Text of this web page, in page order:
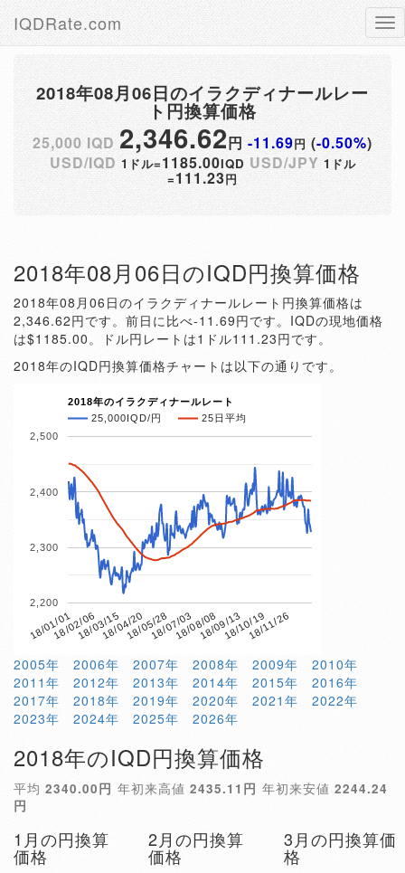
IQDRate.com
2018年08月06日のイラクディナールレー
ト円換算価格
25,000 IQD 2,346.62円 -11.69円 (-0.50%)
USD/IQD 1ドル=1185.00IQD USD/JPY 1ドル
=111.23円
2018年08月06日のIQD円換算価格
2018年08月06日のイラクディナールレート円換算価格は
2,346.62円です。前日に比べ-11.69円です。IQDの現地価格
は$1185.00。ドル円レートは1ドル111.23円です。
2018年のIQD円換算価格チャートは以下の通りです。
2018年のイラクディナールレート
25,000IQD/円
25日平均
18/01/0118/02/0618/03/1518/04/2018/05/2818/07/0318/08/0818/09/1318/10/1918/11/26
2,200
2,300
2,400
2,500
2005年 2006年 2007年 2008年 2009年
2010年
2011年
2012年 2013年 2014年 2015年
2016年
2017年
2018年 2019年 2020年 2021年
2022年
2023年
2024年 2025年 2026年
2018年のIQD円換算価格
平均 2340.00円 年初来高値 2435.11円 年初来安値 2244.24
円
1月の円換算
価格
2月の円換算
価格
3月の円換算価
格